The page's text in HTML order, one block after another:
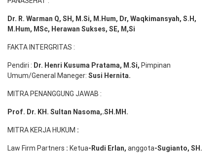
Dr. R. Warman Q, SH, M.Si, M.Hum, Dr, Waqkimansyah, S.H,
M.Hum, MSc, Herawan Sukses, SE, M,Si
FAKTA INTERGRITAS :
Pendiri : Dr. Henri Kusuma Pratama, M.Si, Pimpinan
Umum/General Maneger: Susi Hernita.
MITRA PENANGGUNG JAWAB :
Prof. Dr. KH. Sultan Nasoma,.SH.MH.
MITRA KERJA HUKUM :
Law Firm Partners : Ketua-Rudi Erlan, anggota-Sugianto, SH.